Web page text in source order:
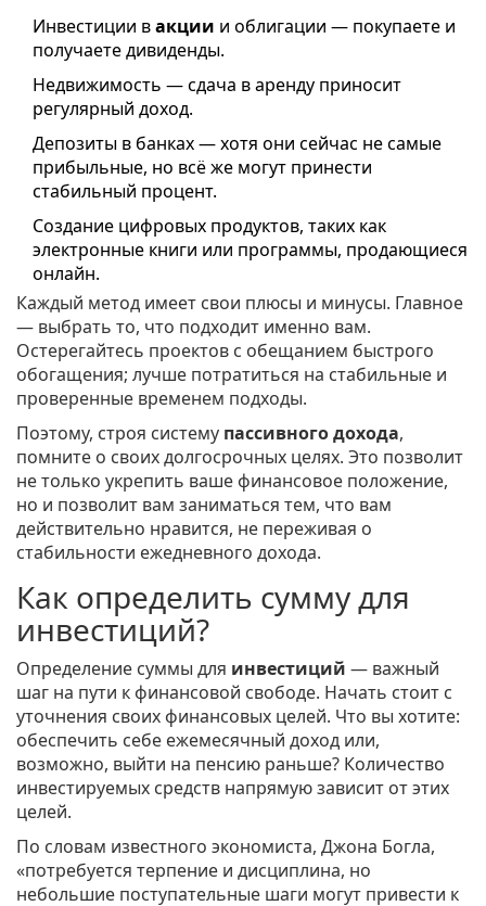
Инвестиции вакции и облигации — покупаете и
получаете дивиденды.
Недвижимость — сдача в аренду приносит
регулярный доход.
Депозиты в банках — хотя они сейчас не самые
прибыльные, но всё же могут принести
стабильный процент.
Создание цифровых продуктов, таких как
электронные книги или программы, продающиеся
онлайн.
Каждый метод имеет свои плюсы и минусы. Главное
— выбрать то, что подходит именно вам.
Остерегайтесь проектов с обещанием быстрого
обогащения; лучше потратиться на стабильные и
проверенные временем подходы.
Поэтому, строя систему пассивного дохода,
помните о своих долгосрочных целях. Это позволит
не только укрепить ваше финансовое положение,
но и позволит вам заниматься тем, что вам
действительно нравится, не переживая о
стабильности ежедневного дохода.
Как определить сумму для
инвестиций?
Определение суммы для инвестиций — важный
шаг на пути к финансовой свободе. Начать стоит с
уточнения своих финансовых целей. Что вы хотите:
обеспечить себе ежемесячный доход или,
возможно, выйти на пенсию раньше? Количество
инвестируемых средств напрямую зависит от этих
целей.
По словам известного экономиста, Джона Богла,
«потребуется терпение и дисциплина, но
небольшие поступательные шаги могут привести к